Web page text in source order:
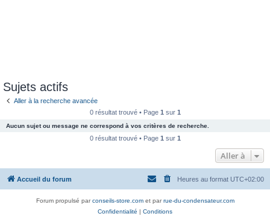
Sujets actifs
Aller à la recherche avancée
0 résultat trouvé • Page 1 sur 1
Aucun sujet ou message ne correspond à vos critères de recherche.
0 résultat trouvé • Page 1 sur 1
Aller à
Accueil du forum Heures au format UTC+02:00
Forum propulsé parconseils-store.comet parrue-du-condensateur.com
Confidentialité | Conditions